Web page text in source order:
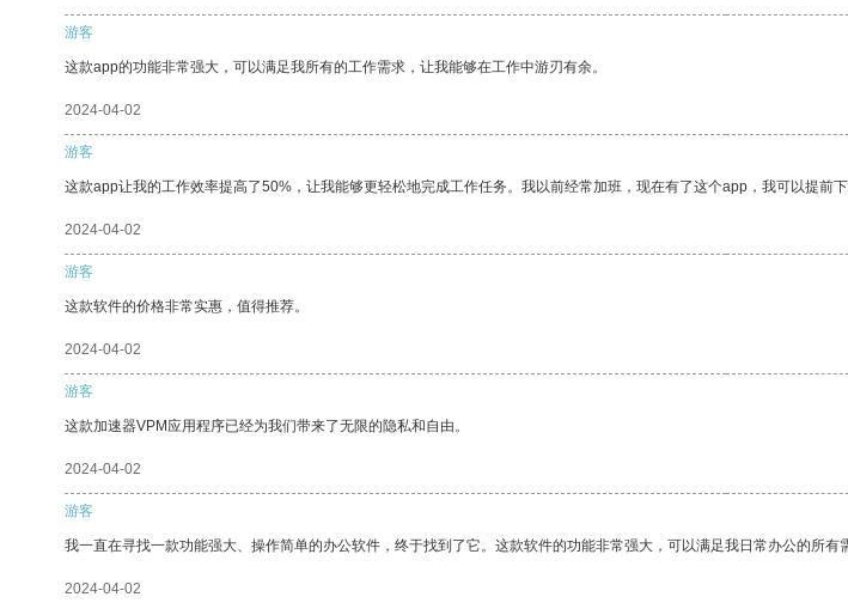
游客
这款app的功能非常强大，可以满足我所有的工作需求，让我能够在工作中游刃有余。
2024-04-02
游客
这款app让我的工作效率提高了50%，让我能够更轻松地完成工作任务。我以前经常加班，现在有了这个app，我可以提前下
2024-04-02
游客
这款软件的价格非常实惠，值得推荐。
2024-04-02
游客
这款加速器VPM应用程序已经为我们带来了无限的隐私和自由。
2024-04-02
游客
我一直在寻找一款功能强大、操作简单的办公软件，终于找到了它。这款软件的功能非常强大，可以满足我日常办公的所有
2024-04-02